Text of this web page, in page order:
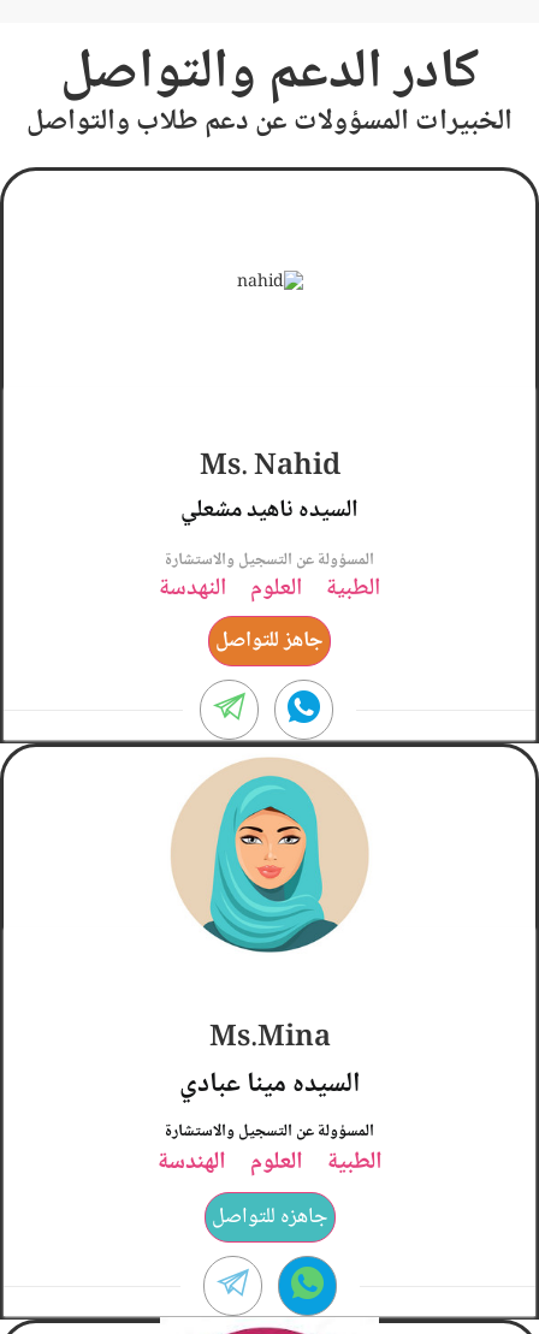
كادر الدعم والتواصل
الخبيرات المسؤولات عن دعم طلاب والتواصل
Ms. Nahid
السيده ناهيد مشعلي
المسؤولة عن التسجيل والاستشارة
الطبية العلوم النهدسة
جاهز للتواصل
Ms.Mina
السيده مينا عبادي
المسؤولة عن التسجيل والاستشارة
الطبية العلوم الهندسة
جاهزه للتواصل